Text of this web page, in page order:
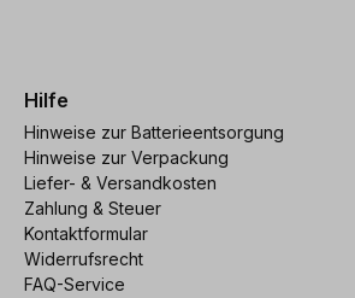
Hilfe
Hinweise zur Batterieentsorgung
Hinweise zur Verpackung
Liefer- & Versandkosten
Zahlung & Steuer
Kontaktformular
Widerrufsrecht
FAQ-Service